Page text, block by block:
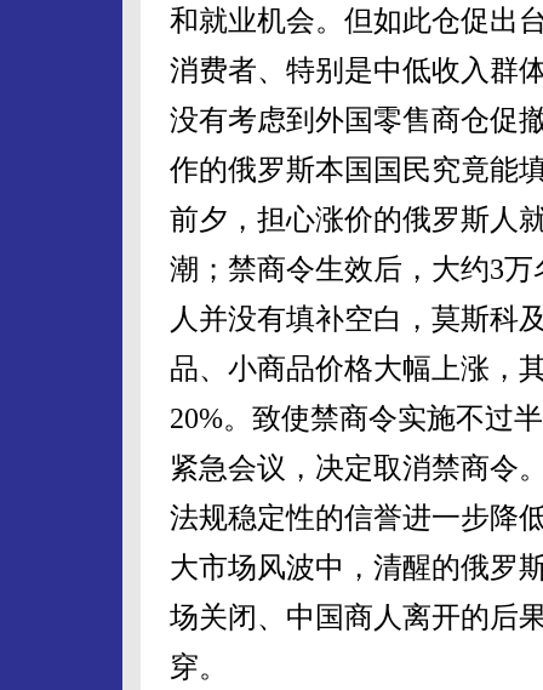
和就业机会。但如此仓促出
消费者、特别是中低收入群
没有考虑到外国零售商仓促
作的俄罗斯本国国民究竟能
前夕，担心涨价的俄罗斯人
潮；禁商令生效后，大约3
人并没有填补空白，莫斯科
品、小商品价格大幅上涨，
20%。致使禁商令实施不过
紧急会议，决定取消禁商令
法规稳定性的信誉进一步降
大市场风波中，清醒的俄罗
场关闭、中国商人离开的后
穿。